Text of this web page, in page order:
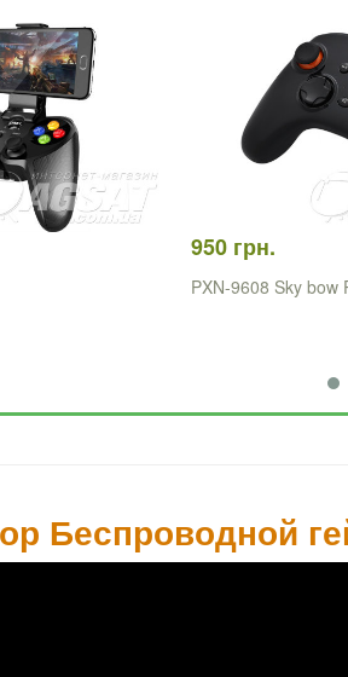
950 грн.
PXN-9608 Sky bow
Беспроводной